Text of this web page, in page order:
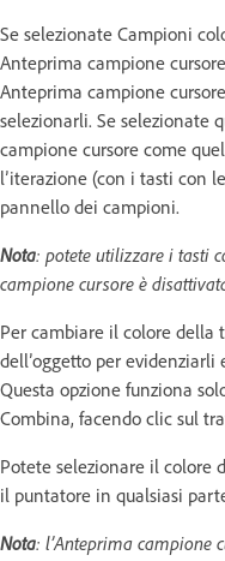
Se selezionate Campioni
Anteprima campione
Anteprima campione
selezionarli. Se selezionate
campione cursore come
l’iterazione (con i tasti con
pannello dei campioni.
Nota: potete utilizzare i tasti
campione cursore è
Per cambiare il colore della
dell’oggetto per
Questa opzione funziona
Combina, facendo clic sul
Potete selezionare il colore
il puntatore in qualsiasi
Nota: l’Anteprima campione